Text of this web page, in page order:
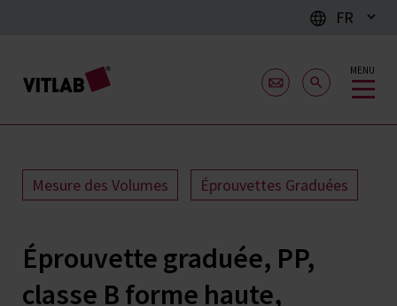
FR
MENU
Mesure des Volumes Éprouvettes Graduées
Éprouvette graduée, PP,
classe B forme haute,